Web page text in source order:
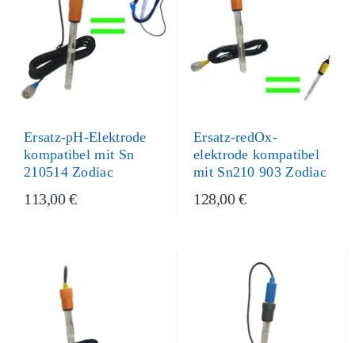
Ersatz-pH-Elektrode
kompatibel mit Sn
210514 Zodiac
113,00 €
Ersatz-redOx-
elektrode kompatibel
mit Sn210 903 Zodiac
128,00 €